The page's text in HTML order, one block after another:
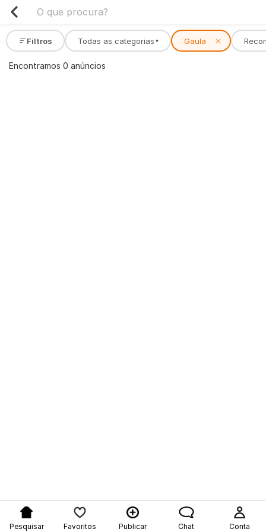
Filtros Todas as categorias ▾ Gaula ✕
Encontramos 0 anúncios
Pesquisar Favoritos Publicar Chat Conta